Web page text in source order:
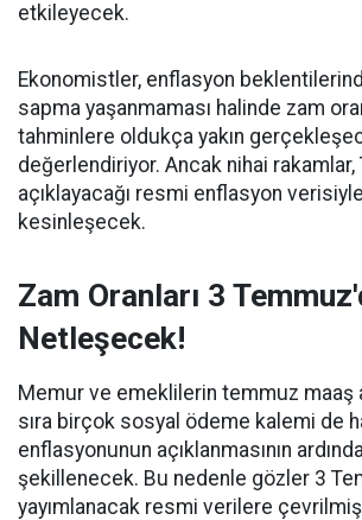
etkileyecek.
Ekonomistler, enflasyon
sapma yaşanmaması halinde zam
tahminlere oldukça yakın
değerlendiriyor. Ancak nihai rakamlar,
açıklayacağı resmi enflasyon
kesinleşecek.
Zam Oranları 3
Netleşecek!
Memur ve emeklilerin temmuz maaş
sıra birçok sosyal ödeme kalemi de
enflasyonunun açıklanmasının
şekillenecek. Bu nedenle gözler 3
yayımlanacak resmi verilere